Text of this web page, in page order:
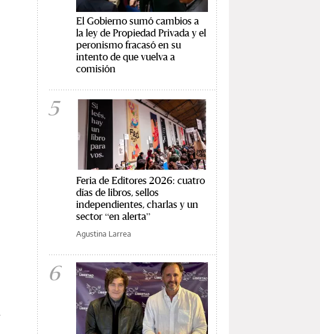
El Gobierno sumó cambios a
la ley de Propiedad Privada y el
peronismo fracasó en su
intento de que vuelva a
comisión
5
Feria de Editores 2026: cuatro
días de libros, sellos
independientes, charlas y un
sector “en alerta”
Agustina Larrea
6